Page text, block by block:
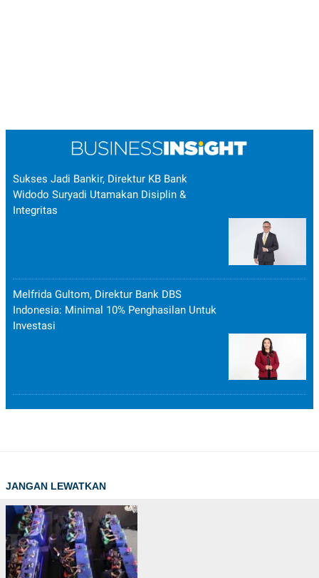
Sukses Jadi Bankir, Direktur KB Bank
Widodo Suryadi Utamakan Disiplin &
Integritas
Melfrida Gultom, Direktur Bank DBS
Indonesia: Minimal 10% Penghasilan Untuk
Investasi
JANGAN LEWATKAN